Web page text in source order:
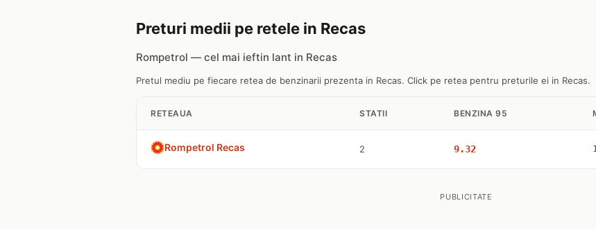
Preturi medii pe retele in Recas
Rompetrol — cel mai ieftin lant in Recas
Pretul mediu pe fiecare retea de benzinarii prezenta in Recas. Click pe retea pentru preturile ei in Recas.
RETEAUA STATII BENZINA 95
Rompetrol Recas 2 9.32
PUBLICITATE